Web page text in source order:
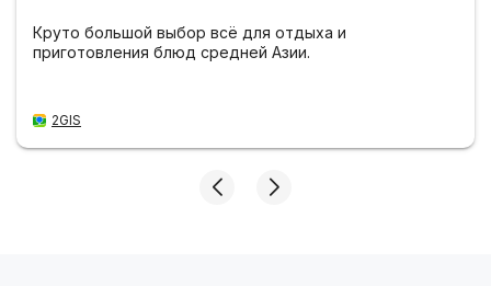
Круто большой выбор всё для отдыха и
приготовления блюд средней Азии.
2GIS